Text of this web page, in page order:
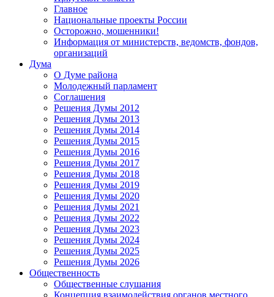
Главное
Национальные проекты России
Осторожно, мошенники!
Информация от министерств, ведомств, фондов,
организаций
Дума
О Думе района
Молодежный парламент
Соглашения
Решения Думы 2012
Решения Думы 2013
Решения Думы 2014
Решения Думы 2015
Решения Думы 2016
Решения Думы 2017
Решения Думы 2018
Решения Думы 2019
Решения Думы 2020
Решения Думы 2021
Решения Думы 2022
Решения Думы 2023
Решения Думы 2024
Решения Думы 2025
Решения Думы 2026
Общественность
Общественные слушания
Концепция взаимодействия органов местного